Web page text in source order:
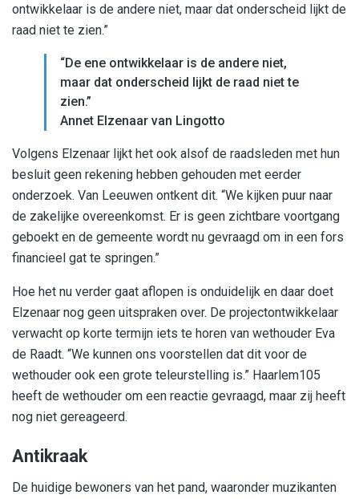
ontwikkelaar is de andere niet, maar dat onderscheid lijkt de
raad niet te zien.”
“De ene ontwikkelaar is de andere niet,
maar dat onderscheid lijkt de raad niet te
zien.”
Annet Elzenaar van Lingotto
Volgens Elzenaar lijkt het ook alsof de raadsleden met hun
besluit geen rekening hebben gehouden met eerder
onderzoek. Van Leeuwen ontkent dit. “We kijken puur naar
de zakelijke overeenkomst. Er is geen zichtbare voortgang
geboekt en de gemeente wordt nu gevraagd om in een fors
financieel gat te springen.”
Hoe het nu verder gaat aflopen is onduidelijk en daar doet
Elzenaar nog geen uitspraken over. De projectontwikkelaar
verwacht op korte termijn iets te horen van wethouder Eva
de Raadt. “We kunnen ons voorstellen dat dit voor de
wethouder ook een grote teleurstelling is.” Haarlem105
heeft de wethouder om een reactie gevraagd, maar zij heeft
nog niet gereageerd.
Antikraak
De huidige bewoners van het pand, waaronder muzikanten